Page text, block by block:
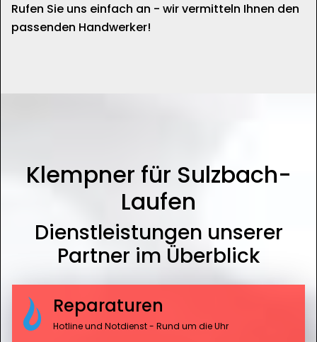
Rufen Sie uns einfach an - wir vermitteln Ihnen den
passenden Handwerker!
Klempner für Sulzbach-
Laufen
Dienstleistungen unserer
Partner im Überblick
Reparaturen
Hotline und Notdienst - Rund um die Uhr